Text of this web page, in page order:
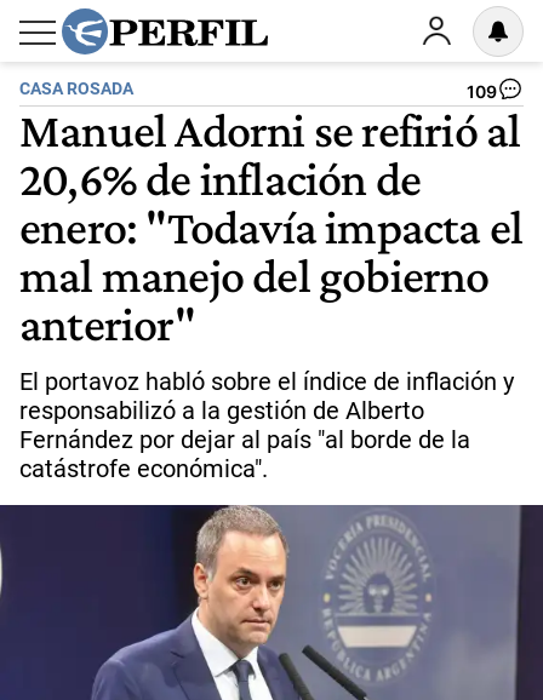
CASA ROSADA 109
Manuel Adorni se refirió al
20,6% de inflación de
enero: "Todavía impacta el
mal manejo del gobierno
anterior"
El portavoz habló sobre el índice de inflación y
responsabilizó a la gestión de Alberto
Fernández por dejar al país "al borde de la
catástrofe económica".